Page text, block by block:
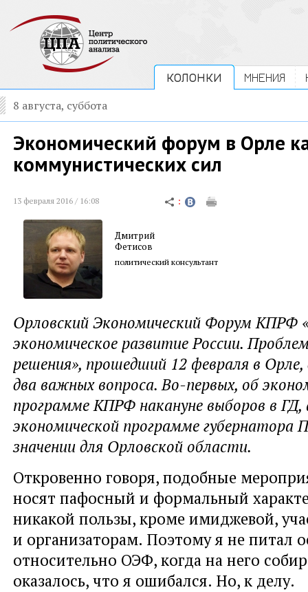
КОЛОНКИ МНЕНИЯ
8 августа, суббота
Экономический форум в Орле
коммунистических сил
13 февраля 2016 / 16:08
Дмитрий
Фетисов
политический консультант
Орловский Экономический Форум КПРФ
экономическое развитие России.
решения», прошедший 12 февраля в
два важных вопроса. Во-первых, об
программе КПРФ накануне выборов в
экономической программе губернатора
значении для Орловской области.
Откровенно говоря, подобные
носят пафосный и формальный
никакой пользы, кроме имиджевой,
и организаторам. Поэтому я не питал
относительно ОЭФ, когда на него
оказалось, что я ошибался. Но, к делу.